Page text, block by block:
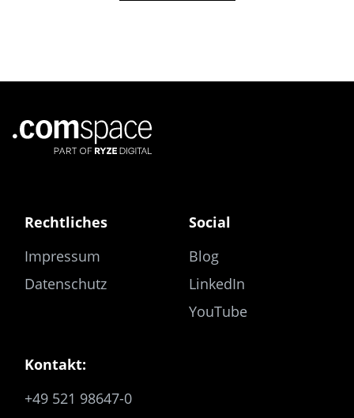
Rechtliches
Impressum
Datenschutz
Social
Blog
LinkedIn
YouTube
Kontakt:
+49 521 98647-0